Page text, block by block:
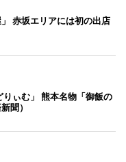
赤坂エリアには初の出店
ぃむ」 熊本名物「御飯の
聞）